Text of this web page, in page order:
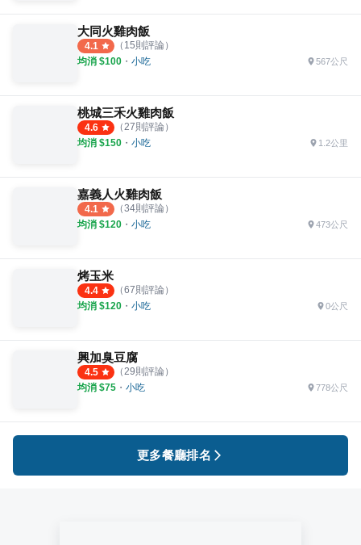
大同火雞肉飯
4.1 （ 15則評論）
均消 $100 ・ 小吃 567公尺
桃城三禾火雞肉飯
4.6 （ 27則評論）
均消 $150 ・ 小吃 1.2公里
嘉義人火雞肉飯
4.1 （34則評論）
均消 $120 ・ 小吃 473公尺
烤玉米
4.4 （67則評論）
均消 $120 ・ 小吃 0公尺
興加臭豆腐
4.5 （ 29則評論）
均消 $75 ・ 小吃 778公尺
更多餐廳排名